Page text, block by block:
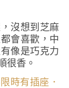
沒想到芝麻
會喜歡，中
像是巧克力
很香。